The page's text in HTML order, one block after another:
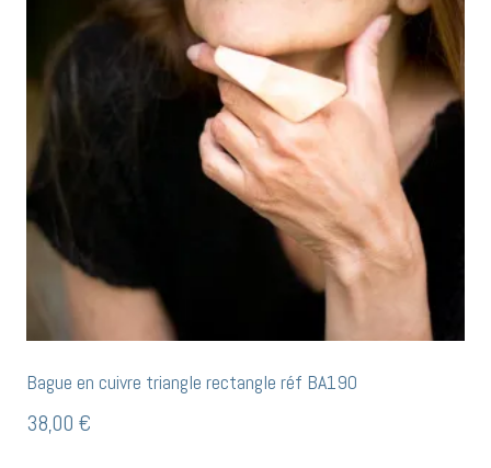
Bague en cuivre triangle rectangle réf BA190
38,00 €